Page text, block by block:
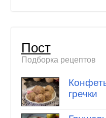
Пост
Подборка рецептов
гречки